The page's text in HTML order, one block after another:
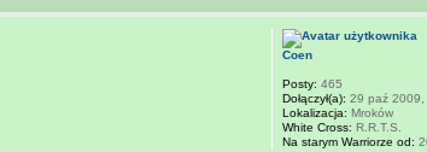
Coen
Posty: 465
Dołączył(a): 29 paź 2009,
Lokalizacja: Mroków
White Cross: R.R.T.S.
Na starym Warriorze od: